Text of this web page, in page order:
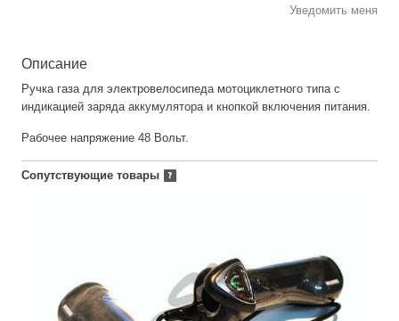
Уведомить меня
Описание
Ручка газа для электровелосипеда мотоциклетного типа с
индикацией заряда аккумулятора и кнопкой включения питания.
Рабочее напряжение 48 Вольт.
Сопутствующие товары